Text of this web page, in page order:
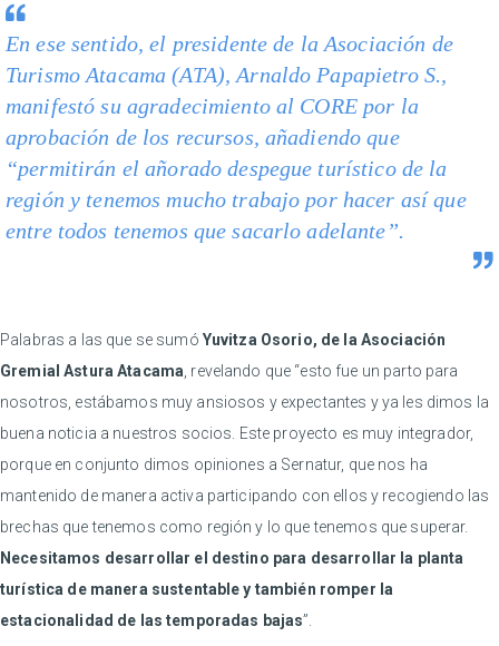
En ese sentido, el presidente de la Asociación de
Turismo Atacama (ATA), Arnaldo Papapietro S.,
manifestó su agradecimiento al CORE por la
aprobación de los recursos, añadiendo que
“permitirán el añorado despegue turístico de la
región y tenemos mucho trabajo por hacer así que
entre todos tenemos que sacarlo adelante”.
Palabras a las que se sumó Yuvitza Osorio, de la Asociación
Gremial Astura Atacama , revelando que “esto fue un parto para
nosotros, estábamos muy ansiosos y expectantes y ya les dimos la
buena noticia a nuestros socios. Este proyecto es muy integrador,
porque en conjunto dimos opiniones a Sernatur, que nos ha
mantenido de manera activa participando con ellos y recogiendo las
brechas que tenemos como región y lo que tenemos que superar.
Necesitamos desarrollar el destino para desarrollar la planta
turística de manera sustentable y también romper la
estacionalidad de las temporadas bajas”.